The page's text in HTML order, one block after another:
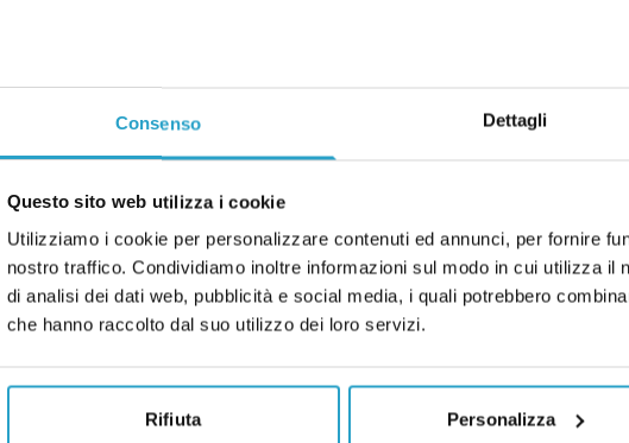
Consenso Dettagli
Questo sito web utilizza i cookie
Utilizziamo i cookie per personalizzare contenuti ed annunci, per fornire
nostro traffico. Condividiamo inoltre informazioni sul modo in cui utilizza
di analisi dei dati web, pubblicità e social media, i quali potrebbero
che hanno raccolto dal suo utilizzo dei loro servizi.
Rifiuta Personalizza
per causare malattie che vanno dal comune
sindrome respiratoria mediorientale (MERS) e la
(SARS)».
Ilbrevetto del Pirbright Institute
virus che fanno parte della famiglia dei coronavirus:
infettiva aviaria, che infetta il pollame, e il delta-
suini. Lo stesso Pirbright Instituteha chiaritoche il
riguarda «lo sviluppo di una forma indebolita del
potenzialmente utilizzata come vaccino per